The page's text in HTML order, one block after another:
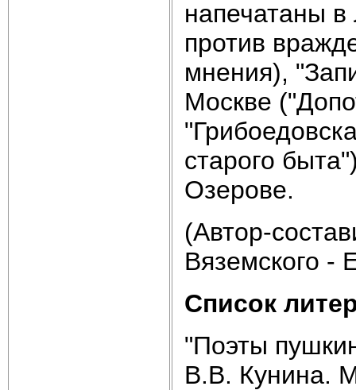
напечатаны в
против
мнения),
Москве
старого
Озерове.
(Автор-
Вяземского -
Список
"Поэты
В.В. Кунина.